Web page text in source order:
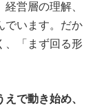
営層の理解、
でいます。だか
、「まず回る形
で動き始め、